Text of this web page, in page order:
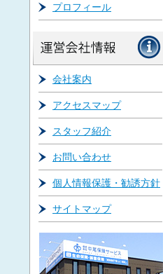
プロフィール
会社案内
アクセスマップ
スタッフ紹介
お問い合わせ
個人情報保護・勧誘方針
サイトマップ